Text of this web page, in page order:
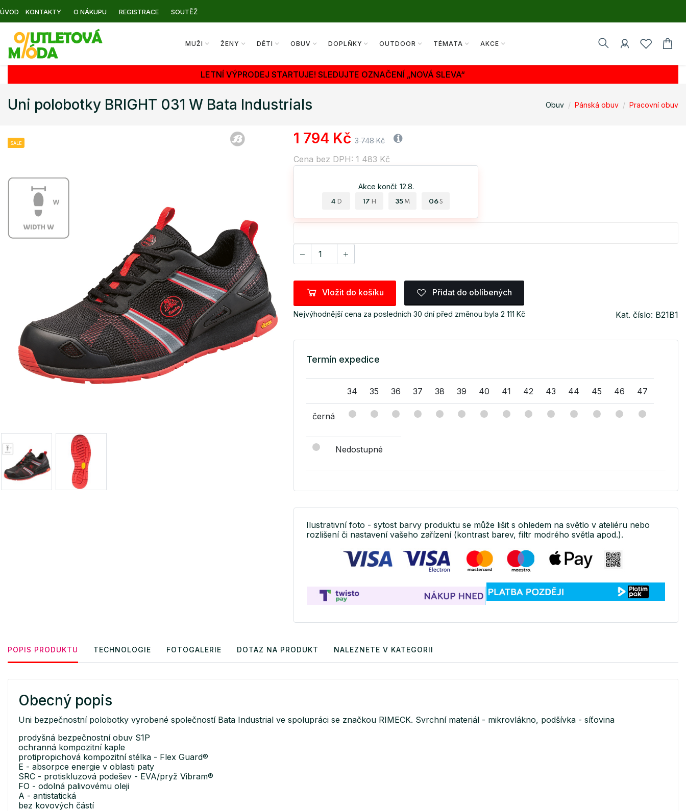
ÚVOD KONTAKTY O NÁKUPU REGISTRACE SOUTĚŽ
MUŽI ŽENY DĚTI OBUV DOPLŇKY OUTDOOR TÉMATA AKCE
LETNÍ VÝPRODEJ STARTUJE! SLEDUJTE OZNAČENÍ „NOVÁ SLEVA“
Uni polobotky BRIGHT 031 W Bata Industrials Obuv Pánská obuv Pracovní obuv
SALE 1 794 Kč 3 748 Kč
Cena bez DPH: 1 483 Kč
Akce končí: 12.8.
4 D 17 H 35 M 05 S
Vložit do košíku Přidat do oblíbených
Nejvýhodnější cena za posledních 30 dní před změnou byla 2 111 Kč Kat. číslo: B21B1
Termín expedice
34 35 36 37 38 39 40 41 42 43 44 45 46 47
černá
Nedostupné
Ilustrativní foto - sytost barvy produktu se může lišit s ohledem na světlo v ateliéru nebo
rozlišení či nastavení vašeho zařízení (kontrast barev, filtr modrého světla apod.).
POPIS PRODUKTU TECHNOLOGIE FOTOGALERIE DOTAZ NA PRODUKT NALEZNETE V KATEGORII
Obecný popis
Uni bezpečnostní polobotky vyrobené společností Bata Industrial ve spolupráci se značkou RIMECK. Svrchní materiál - mikrovlákno, podšívka - síťovina
prodyšná bezpečnostní obuv S1P
ochranná kompozitní kaple
protipropichová kompozitní stélka - Flex Guard®
E - absorpce energie v oblasti paty
SRC - protiskluzová podešev - EVA/pryž Vibram®
FO - odolná palivovému oleji
A - antistatická
bez kovových částí